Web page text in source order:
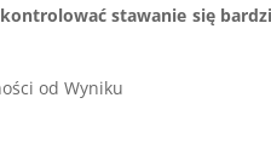
stawanie się
od Wyniku